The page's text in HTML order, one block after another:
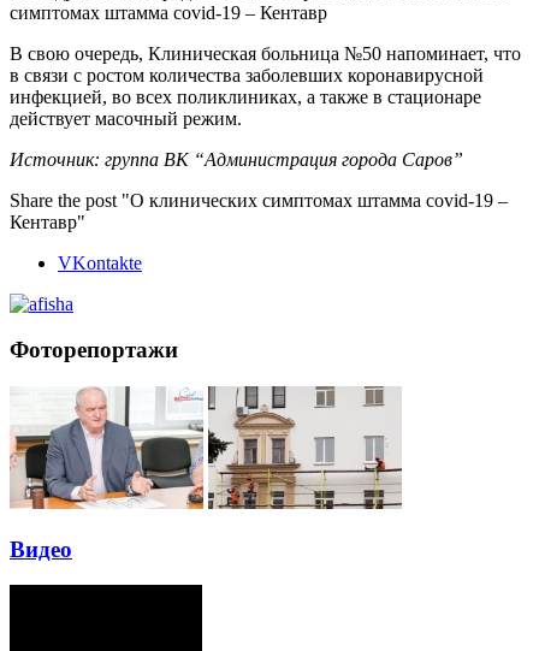
симптомах штамма covid-19 – Кентавр
В свою очередь, Клиническая больница №50 напоминает, что
в связи с ростом количества заболевших коронавирусной
инфекцией, во всех поликлиниках, а также в стационаре
действует масочный режим.
Источник: группа ВК “Администрация города Саров”
Share the post "О клинических симптомах штамма covid-19 –
Кентавр"
VKontakte
Фоторепортажи
Видео